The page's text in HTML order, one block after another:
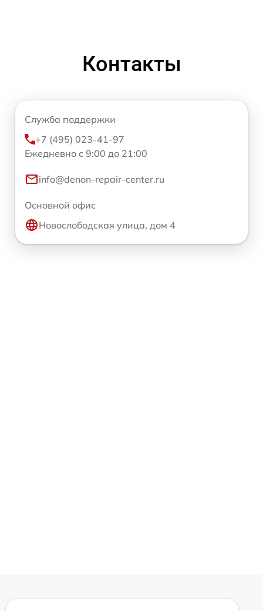
Контакты
Служба поддержки
+7 (495) 023-41-97
Ежедневно с 9:00 до 21:00
info@denon-repair-center.ru
Основной офис
Новослободская улица, дом 4